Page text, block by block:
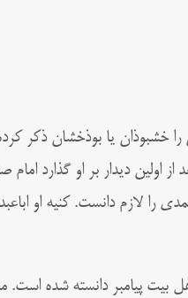
را خشبوذان یا بوذخشان ذکر
اولین دیدار بر او گذارد امام
لازم دانست. کنیه‌ او
بیت پیامبر دانسته شده